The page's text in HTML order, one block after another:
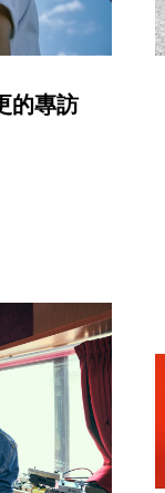
的專訪